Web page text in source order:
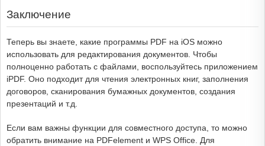
Заключение
Теперь вы знаете, какие программы PDF на iOS можно
использовать для редактирования документов. Чтобы
полноценно работать с файлами, воспользуйтесь приложением
iPDF. Оно подходит для чтения электронных книг, заполнения
договоров, сканирования бумажных документов, создания
презентаций и т.д.
Если вам важны функции для совместного доступа, то можно
обратить внимание на PDFelement и WPS Office. Для